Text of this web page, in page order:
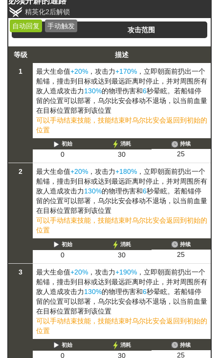
精英化2后解锁
自动回复
手动触发 攻击范围
等级 描述
1 最大生命值+20% ，攻击力+170% ，立即朝面前扔出一个
船锚，撞击到目标或达到最远距离时停止，并对周围所有
敌人造成攻击力130%的物理伤害和6秒晕眩。若船锚停
留的位置可以部署，乌尔比安会移动不退场，以当前血量
在目标位置部署到该位置
可以手动结束技能，技能结束时乌尔比安会返回到初始的
位置
初始
0
消耗
30
持续
25
2 最大生命值+20% ，攻击力+180% ，立即朝面前扔出一个
船锚，撞击到目标或达到最远距离时停止，并对周围所有
敌人造成攻击力130%的物理伤害和6秒晕眩。若船锚停
留的位置可以部署，乌尔比安会移动不退场，以当前血量
在目标位置部署到该位置
可以手动结束技能，技能结束时乌尔比安会返回到初始的
位置
初始
0
消耗
30
持续
25
3 最大生命值+20% ，攻击力+190% ，立即朝面前扔出一个
船锚，撞击到目标或达到最远距离时停止，并对周围所有
敌人造成攻击力130%的物理伤害和6秒晕眩。若船锚停
留的位置可以部署，乌尔比安会移动不退场，以当前血量
在目标位置部署到该位置
可以手动结束技能，技能结束时乌尔比安会返回到初始的
位置
初始
0
消耗
30
持续
25